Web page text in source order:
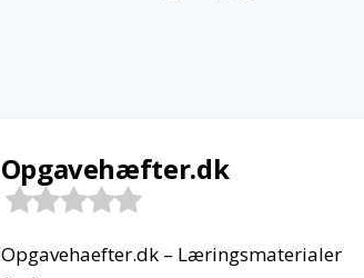
Opgavehæfter.dk
Opgavehaefter.dk – Læringsmaterialer